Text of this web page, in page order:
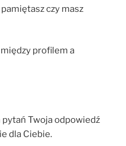
czy masz
między profilem a
pytań Twoja odpowiedź
dla Ciebie.